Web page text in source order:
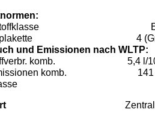
4
und Emissionen nach WLTP:
komb.
5,4 l/
komb.